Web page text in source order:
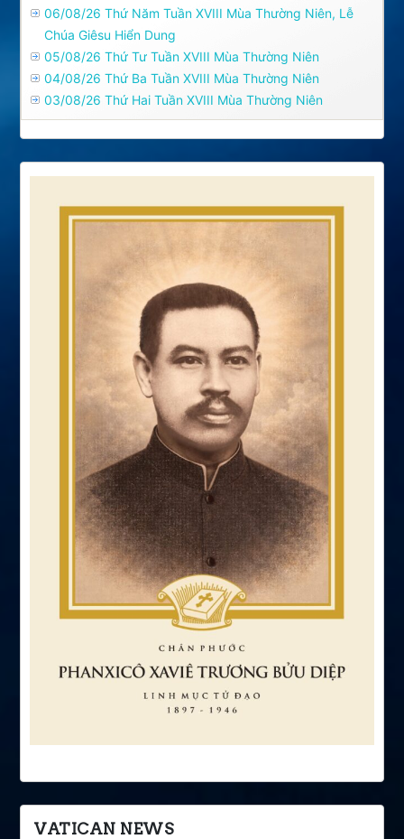
06/08/26 Thứ Năm Tuần XVIII Mùa Thường Niên, Lễ
Chúa Giêsu Hiển Dung
05/08/26 Thứ Tư Tuần XVIII Mùa Thường Niên
04/08/26 Thứ Ba Tuần XVIII Mùa Thường Niên
03/08/26 Thứ Hai Tuần XVIII Mùa Thường Niên
VATICAN NEWS